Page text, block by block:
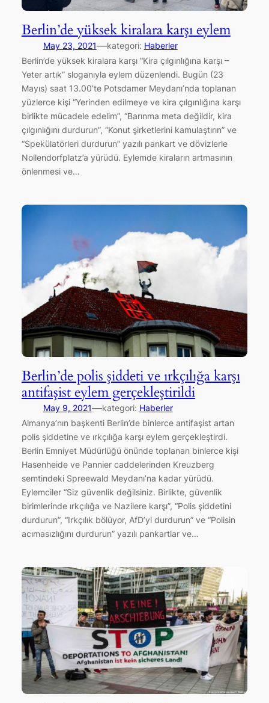
Berlin’de yüksek kiralara karşı eylem
May 23, 2021—kategori: Haberler
Berlin’de yüksek kiralara karşı “Kira çılgınlığına karşı –
Yeter artık” sloganıyla eylem düzenlendi. Bugün (23
Mayıs) saat 13.00’te Potsdamer Meydanı’nda toplanan
yüzlerce kişi “Yerinden edilmeye ve kira çılgınlığına karşı
birlikte mücadele edelim”, “Barınma meta değildir, kira
çılgınlığını durdurun”, “Konut şirketlerini kamulaştırın” ve
“Spekülatörleri durdurun” yazılı pankart ve dövizlerle
Nollendorfplatz’a yürüdü. Eylemde kiraların artmasının
önlenmesi ve…
Berlin’de polis şiddeti ve ırkçılığa karşı
antifaşist eylem gerçekleştirildi
May 9, 2021—kategori: Haberler
Almanya’nın başkenti Berlin’de binlerce antifaşist artan
polis şiddetine ve ırkçılığa karşı eylem gerçekleştirdi.
Berlin Emniyet Müdürlüğü önünde toplanan binlerce kişi
Hasenheide ve Pannier caddelerinden Kreuzberg
semtindeki Spreewald Meydanı’na kadar yürüdü.
Eylemciler “Siz güvenlik değilsiniz. Birlikte, güvenlik
birimlerinde ırkçılığa ve Nazilere karşı”, “Polis şiddetini
durdurun”, “Irkçılık bölüyor, AfD’yi durdurun” ve “Polisin
acımasızlığını durdurun” yazılı pankartlar ve…